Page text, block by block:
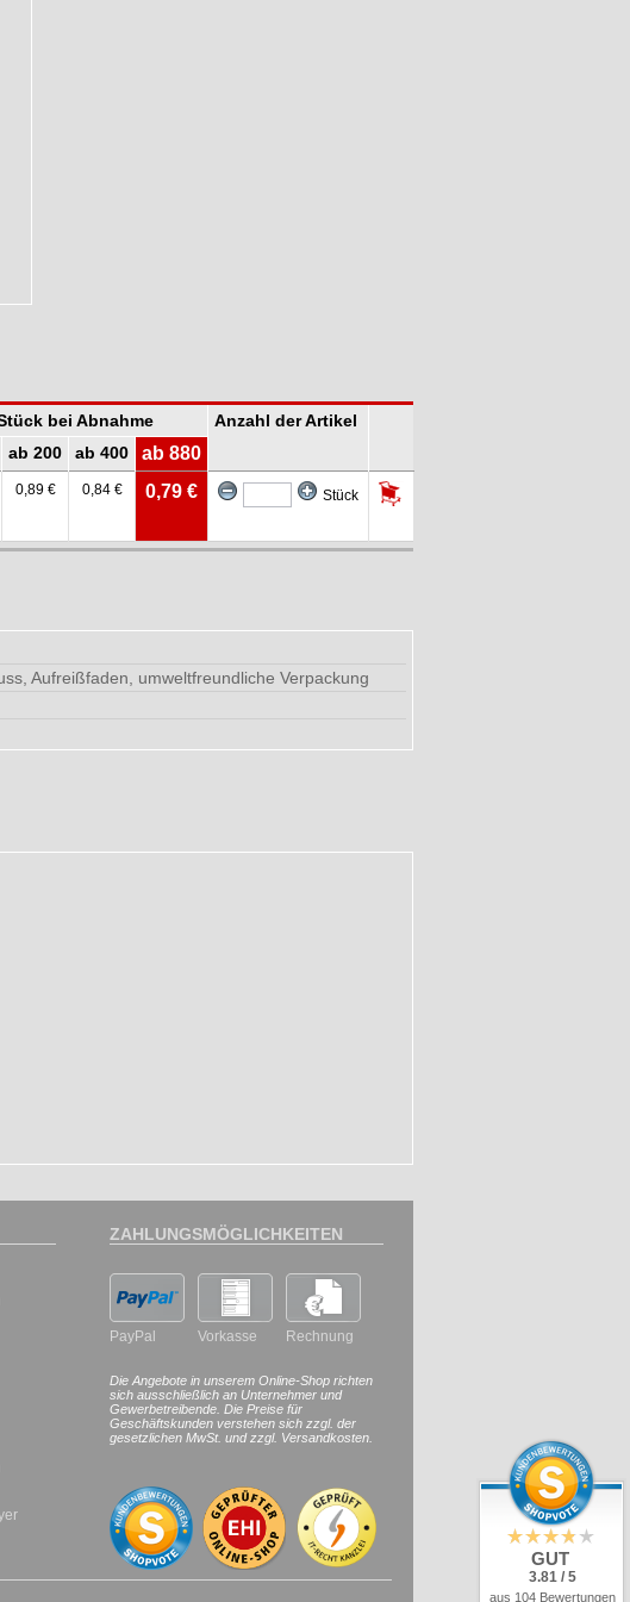
bei Abnahme
Anzahl der Artikel
ab 200 ab 400 ab 880
0,89 € 0,84 € 0,79 € Stück
Aufreißfaden, umweltfreundliche Verpackung
ZAHLUNGSMÖGLICHKEITEN
PayPal Vorkasse Rechnung
Die Angebote in unserem Online-Shop richten
sich ausschließlich an Unternehmer und
Gewerbetreibende. Die Preise für
Geschäftskunden verstehen sich zzgl. der
gesetzlichen MwSt. und zzgl. Versandkosten.
GUT
3.81 / 5
aus 104 Bewertungen